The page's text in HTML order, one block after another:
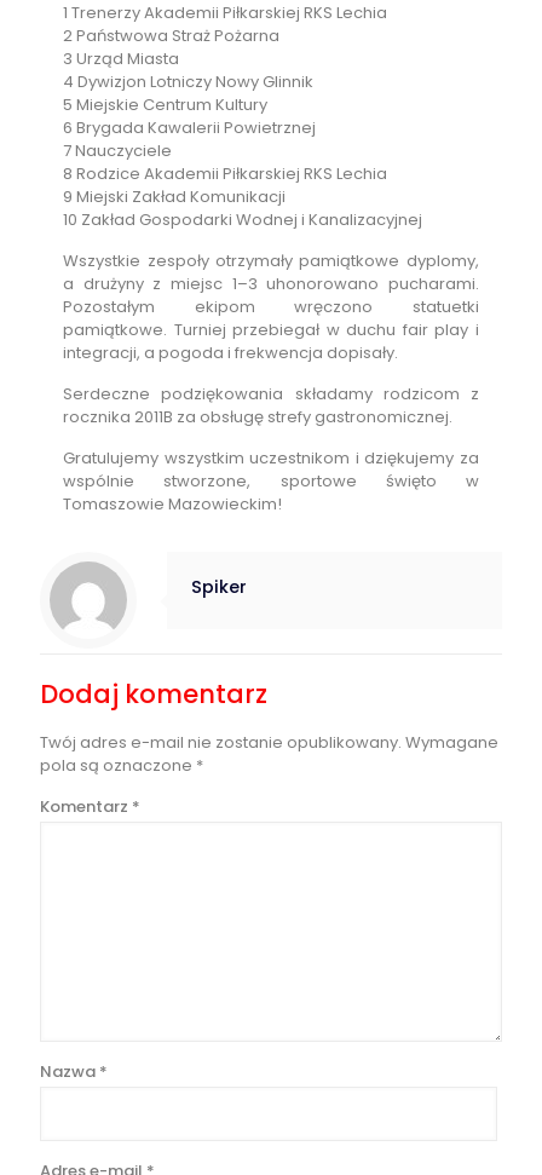
1 Trenerzy Akademii Piłkarskiej RKS Lechia
2 Państwowa Straż Pożarna
3 Urząd Miasta
4 Dywizjon Lotniczy Nowy Glinnik
5 Miejskie Centrum Kultury
6 Brygada Kawalerii Powietrznej
7 Nauczyciele
8 Rodzice Akademii Piłkarskiej RKS Lechia
9 Miejski Zakład Komunikacji
10 Zakład Gospodarki Wodnej i Kanalizacyjnej
Wszystkie zespoły otrzymały pamiątkowe dyplomy,
a drużyny z miejsc 1–3 uhonorowano pucharami.
Pozostałym ekipom wręczono statuetki
pamiątkowe. Turniej przebiegał w duchu fair play i
integracji, a pogoda i frekwencja dopisały.
Serdeczne podziękowania składamy rodzicom z
rocznika 2011B za obsługę strefy gastronomicznej.
Gratulujemy wszystkim uczestnikom i dziękujemy za
wspólnie stworzone, sportowe święto w
Tomaszowie Mazowieckim!
Spiker
Dodaj komentarz
Twój adres e-mail nie zostanie opublikowany. Wymagane
pola są oznaczone *
Komentarz *
Nazwa *